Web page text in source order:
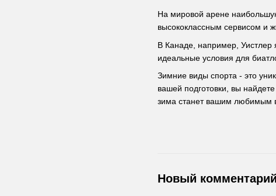
На мировой арене
высококлассным сервисом и
В Канаде, например, Уистлер
идеальные условия для
Зимние виды спорта - это
вашей подготовки, вы
зима станет вашим любимым
Новый комментарий